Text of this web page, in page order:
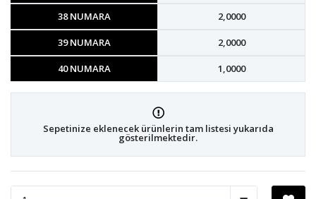
38 NUMARA 2,0000
39 NUMARA 2,0000
40 NUMARA 1,0000
Sepetinize eklenecek ürünlerin tam listesi yukarıda
gösterilmektedir.